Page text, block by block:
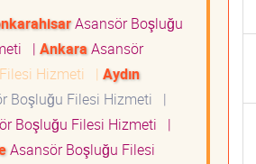
Asansör Boşluğu
| AnkaraAsansör
Hizmeti | Aydın
Boşluğu Filesi Hizmeti
|
Boşluğu Filesi Hizmeti
|
Asansör Boşluğu Filesi